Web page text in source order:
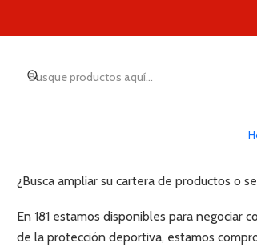
¿Busca ampliar su cartera de productos o
En 181 estamos disponibles para
de la protección deportiva, estamos